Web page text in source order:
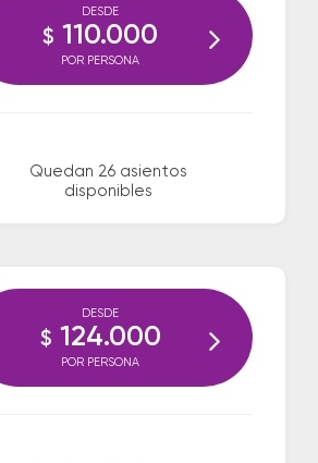
Quedan 26 asientos
disponibles
DESDE
$ 110.000
POR PERSONA
DESDE
$ 124.000
POR PERSONA